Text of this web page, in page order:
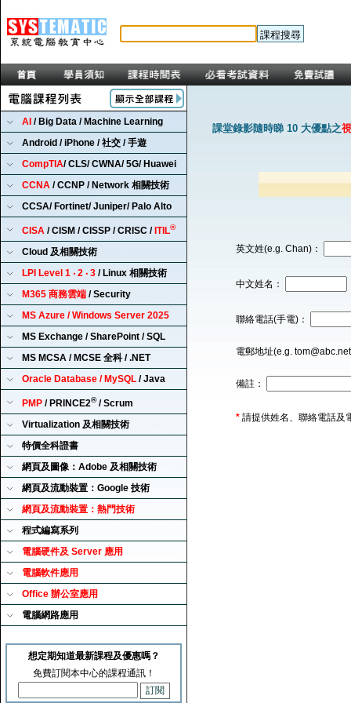
AI / Big Data / Machine Learning
Android / iPhone / 社交 / 手遊
CompTIA/ CLS/ CWNA/ 5G/ Huawei
CCNA / CCNP / Network 相關技術
CCSA/ Fortinet/ Juniper/ Palo Alto
CISA / CISM / CISSP / CRISC / ITIL®
Cloud 及相關技術
LPI Level 1 ‧ 2 ‧ 3 / Linux 相關技術
M365 商務雲端 / Security
MS Azure / Windows Server 2025
MS Exchange / SharePoint / SQL
MS MCSA / MCSE 全科 / .NET
Oracle Database / MySQL / Java
PMP / PRINCE2®/ Scrum
Virtualization 及相關技術
特價全科證書
網頁及圖像：Adobe 及相關技術
網頁及流動裝置：Google 技術
網頁及流動裝置：熱門技術
程式編寫系列
電腦硬件及 Server 應用
電腦軟件應用
Office 辦公室應用
電腦網路應用
想定期知道最新課程及優惠嗎？
免費訂閱本中心的課程通訊！
課堂錄影隨時睇 10 大優點之
英文姓(e.g. Chan)：
中文姓名：
聯絡電話(手電)：
電郵地址(e.g.
備註：
* 請提供姓名、聯絡電話及